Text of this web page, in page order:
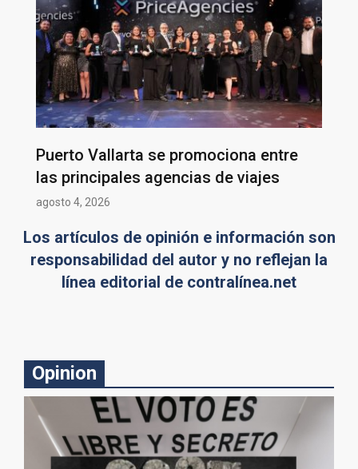
Puerto Vallarta se promociona entre
las principales agencias de viajes
agosto 4, 2026
Los artículos de opinión e información son
responsabilidad del autor y no reflejan la
línea editorial de contralínea.net
Opinion